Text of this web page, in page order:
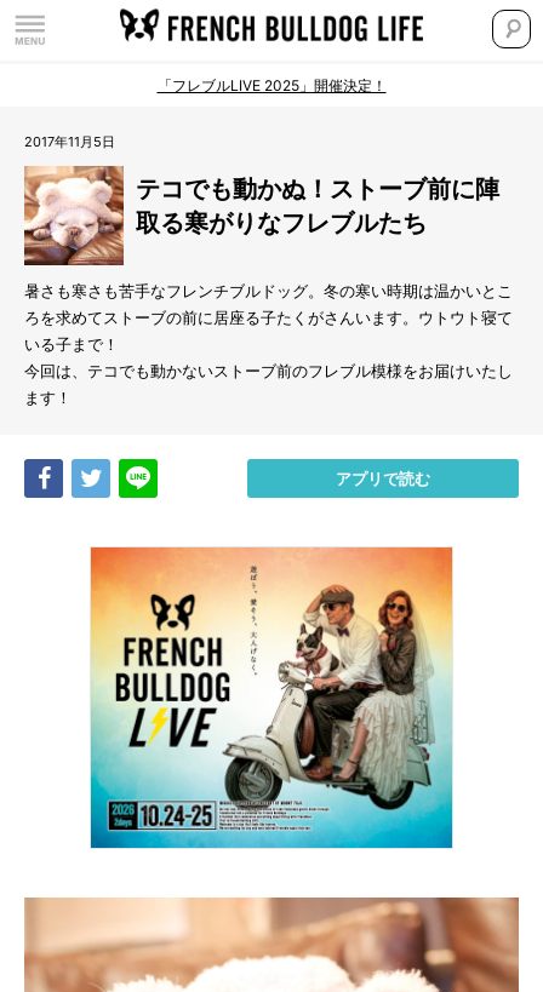
「フレブルLIVE 2025」開催決定！
2017年11月5日
テコでも動かぬ！ストーブ前に陣
取る寒がりなフレブルたち
暑さも寒さも苦手なフレンチブルドッグ。冬の寒い時期は温かいとこ
ろを求めてストーブの前に居座る子たくがさんいます。ウトウト寝て
いる子まで！
今回は、テコでも動かないストーブ前のフレブル模様をお届けいたし
ます！
Share Tweet アプリで読む